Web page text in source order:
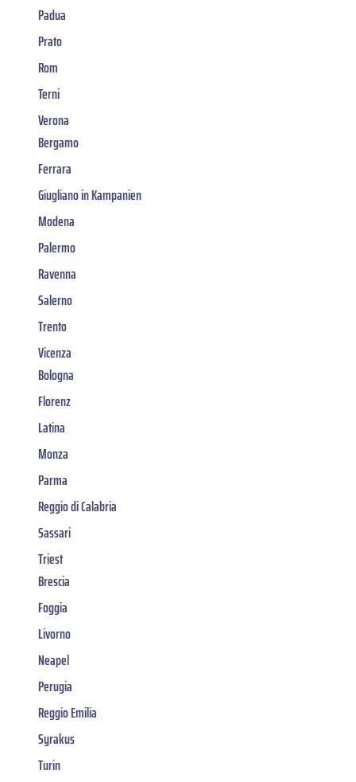
Padua
Prato
Rom
Terni
Verona
Bergamo
Ferrara
Giugliano in Kampanien
Modena
Palermo
Ravenna
Salerno
Trento
Vicenza
Bologna
Florenz
Latina
Monza
Parma
Reggio di Calabria
Sassari
Triest
Brescia
Foggia
Livorno
Neapel
Perugia
Reggio Emilia
Syrakus
Turin